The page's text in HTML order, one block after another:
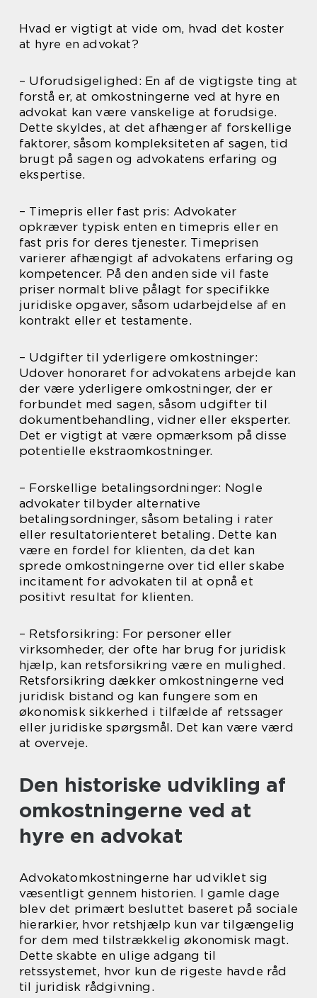
Hvad er vigtigt at vide om, hvad det koster
at hyre en advokat?
– Uforudsigelighed: En af de vigtigste ting at
forstå er, at omkostningerne ved at hyre en
advokat kan være vanskelige at forudsige.
Dette skyldes, at det afhænger af forskellige
faktorer, såsom kompleksiteten af sagen, tid
brugt på sagen og advokatens erfaring og
ekspertise.
– Timepris eller fast pris: Advokater
opkræver typisk enten en timepris eller en
fast pris for deres tjenester. Timeprisen
varierer afhængigt af advokatens erfaring og
kompetencer. På den anden side vil faste
priser normalt blive pålagt for specifikke
juridiske opgaver, såsom udarbejdelse af en
kontrakt eller et testamente.
– Udgifter til yderligere omkostninger:
Udover honoraret for advokatens arbejde kan
der være yderligere omkostninger, der er
forbundet med sagen, såsom udgifter til
dokumentbehandling, vidner eller eksperter.
Det er vigtigt at være opmærksom på disse
potentielle ekstraomkostninger.
– Forskellige betalingsordninger: Nogle
advokater tilbyder alternative
betalingsordninger, såsom betaling i rater
eller resultatorienteret betaling. Dette kan
være en fordel for klienten, da det kan
sprede omkostningerne over tid eller skabe
incitament for advokaten til at opnå et
positivt resultat for klienten.
– Retsforsikring: For personer eller
virksomheder, der ofte har brug for juridisk
hjælp, kan retsforsikring være en mulighed.
Retsforsikring dækker omkostningerne ved
juridisk bistand og kan fungere som en
økonomisk sikkerhed i tilfælde af retssager
eller juridiske spørgsmål. Det kan være værd
at overveje.
Den historiske udvikling af
omkostningerne ved at
hyre en advokat
Advokatomkostningerne har udviklet sig
væsentligt gennem historien. I gamle dage
blev det primært besluttet baseret på sociale
hierarkier, hvor retshjælp kun var tilgængelig
for dem med tilstrækkelig økonomisk magt.
Dette skabte en ulige adgang til
retssystemet, hvor kun de rigeste havde råd
til juridisk rådgivning.